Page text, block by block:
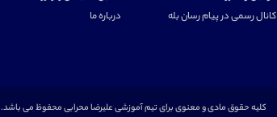
کانال رسمی در پیام رسان بله
درباره ما
کلیه حقوق مادی و معنوی برای تیم آموزشی علیرضا محرابی محفوظ می باشد.